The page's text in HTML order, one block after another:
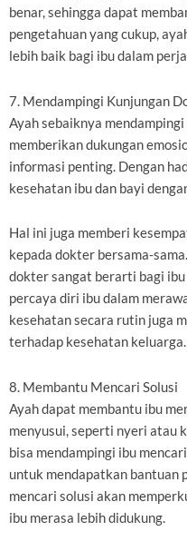
benar, sehingga dapat
pengetahuan yang cukup,
lebih baik bagi ibu dalam
7. Mendampingi Kunjungan
Ayah sebaiknya
memberikan dukungan
informasi penting. Dengan
kesehatan ibu dan bayi
Hal ini juga memberi
kepada dokter bersama-
dokter sangat berarti bagi
percaya diri ibu dalam
kesehatan secara rutin juga
terhadap kesehatan keluarga.
8. Membantu Mencari Solusi
Ayah dapat membantu ibu
menyusui, seperti nyeri atau
bisa mendampingi ibu
untuk mendapatkan bantuan
mencari solusi akan
ibu merasa lebih didukung.